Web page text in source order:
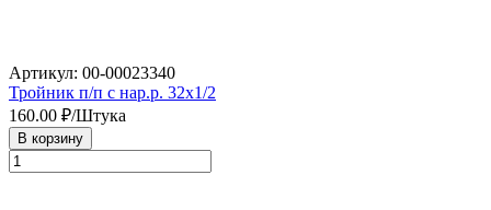
Артикул: 00-00023340
Тройник п/п с нар.р. 32х1/2
160.00 ₽/Штука
В корзину